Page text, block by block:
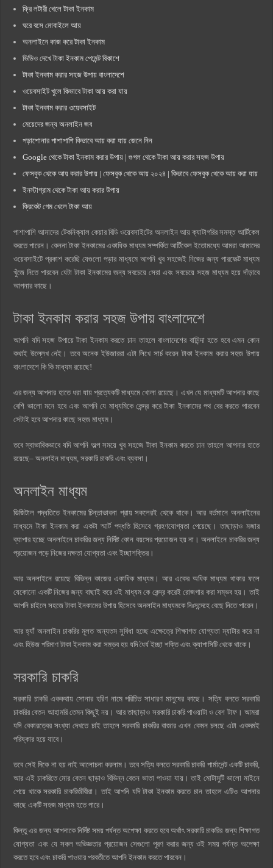
ফ্রি লটারী খেলে টাকা ইনকাম
ঘরে বসে মোবাইলে আয়
অনলাইনে কাজ করে টাকা ইনকাম
ভিডিও দেখে টাকা ইনকাম পেমেন্ট বিকাশে
টাকা ইনকাম করার সহজ উপায় বাংলাদেশে
ওয়েবসাইট খুলে কিভাবে টাকা আয় করা যায়
টাকা ইনকাম করার ওয়েবসাইট
মেয়েদের জন্য অনলাইন জব
পড়াশোনার পাশাপাশি কিভাবে আয় করা যায় জেনে নিন
Google থেকে টাকা ইনকাম করার উপায় | গুগল থেকে টাকা আয় করার সহজ উপায়
ফেসবুক থেকে আয় করার উপায় | ফেসবুক থেকে আয় ২০২৪ | কিভাবে ফেসবুক থেকে আয় করা যায়
ইনস্টাগ্রাম থেকে টাকা আয় করার উপায়
ক্রিকেট গেম খেলে টাকা আয়
পাশাপাশি আমাদের টেকনিক্যাল কেয়ার বিডি ওয়েবসাইটের অনলাইন আয় ক্যাটাগরির সমস্ত আর্টিকেল
করতে পারেন। কেননা টাকা ইনকামের একাধিক মাধ্যম সম্পর্কিত আর্টিকেল ইতোমধ্যে আমরা আমাদের
ওয়েবসাইটে প্রকাশ করেছি যেগুলো পড়ার মাধ্যমে আপনি খুব সহজেই নিজের জন্য পারফেক্ট মাধ্যম
খুঁজে নিতে পারবেন যেটা টাকা ইনকামের জন্য সবচেয়ে সেরা এবং সবচেয়ে সহজ মাধ্যম হয়ে দাঁড়াবে
আপনার কাছে।
টাকা ইনকাম করার সহজ উপায় বাংলাদেশে
আপনি যদি সহজ উপায়ে টাকা ইনকাম করতে চান তাহলে বাংলাদেশের বাসিন্দা হতে হবে এমন কোন
কথাই উল্লেখ নেই। তবে অনেক ইউজাররা এটা লিখে সার্চ করেন টাকা ইনকাম করার সহজ উপায়
বাংলাদেশে কি কি মাধ্যম রয়েছে!
এর জন্য আপনার হাতে ধরা যায় প্রত্যেকটি মাধ্যমে খোলা রয়েছে। এখন যে মাধ্যমটি আপনার কাছে
বেশি ভালো মনে হবে এবং আপনি যে মাধ্যমিকে কেন্দ্র করে টাকা ইনকামের পথ বের করতে পারবেন
সেটাই হবে আপনার কাছে সহজ মাধ্যম।
তবে স্বাভাবিকভাবে যদি আপনি অল্প সময়ে খুব সহজে টাকা ইনকাম করতে চান তাহলে আপনার হাতে
রয়েছে– অনলাইন মাধ্যম, সরকারি চাকরি এবং ব্যবসা।
অনলাইন মাধ্যম
ডিজিটাল পদ্ধতিতে ইনকামের চিন্তাভাবনা প্রায় সকলেরই থেকে থাকে। আর বর্তমানে অনলাইনের
মাধ্যমে টাকা ইনকাম করা একটা স্মার্ট পদ্ধতি হিসেবে গ্রহণযোগ্যতা পেয়েছে। তাছাড়াও মজার
ব্যাপার হচ্ছে অনলাইনে চাকরির জন্য নির্দিষ্ট কোন বয়সের প্রয়োজন হয় না। অনলাইনে চাকরির জন্য
প্রয়োজন পড়ে নিজের দক্ষতা যোগ্যতা এবং ইচ্ছাশক্তির।
আর অনলাইনে রয়েছে বিভিন্ন কাজের একাধিক মাধ্যম। আর একের অধিক মাধ্যম থাকার ফলে
যেকোনো একটি নিজের জন্য বাছাই করে ওই মাধ্যম কে কেন্দ্র করেই রোজগার করা সম্ভব হয়। তাই
আপনি চাইলে সহজে টাকা ইনকামের উপায় হিসেবে অনলাইন মাধ্যমকে নিঃসন্দেহে বেছে নিতে পারেন।
আর হ্যাঁ অনলাইন চাকরির মূলত অন্যতম সুবিধা হচ্ছে এক্ষেত্রে শিক্ষাগত যোগ্যতা ম্যাটার করে না
এবং হিউজ পরিমাণ টাকা ইনকাম করা সম্ভব হয় যদি ধৈর্য ইচ্ছা শক্তি এবং ক্যাপাসিটি থেকে থাকে।
সরকারি চাকরি
সরকারি চাকরি এককথায় সোনার হরিণ নামে পরিচিত সাধারণ মানুষের কাছে। সত্যি বলতে সরকারি
চাকরির বেতন আহামরি তেমন কিছুই নয়। আর তাছাড়াও সরকারি চাকরি পাওয়াটা ও বেশ টাফ। আমরা
যদি বেকারত্বের সংখ্যা দেখতে চাই তাহলে সরকারি চাকরির বাজার এখন কেমন চলছে এটা একদমই
পরিষ্কার হয়ে যাবে।
তবে সেই দিকে না হয় নাই আলোচনা করলাম। তবে সত্যি বলতে সরকারি চাকরি পার্মানেন্ট একটি চাকরি,
আর এই চাকরিতে মোর বেতন ছাড়াও বিভিন্ন বেতন ভাতা পাওয়া যায়। তাই মোটামুটি ভালো মাইনে
পেয়ে থাকে সরকারি চাকরিজীবীরা। তাই আপনি যদি টাকা ইনকাম করতে চান তাহলে এটিও আপনার
কাছে একটি সহজ মাধ্যম হতে পারে।
কিন্তু এর জন্য আপনাকে নির্দিষ্ট সময় পর্যন্ত অপেক্ষা করতে হবে অর্থাৎ সরকারি চাকরির জন্য শিক্ষাগত
যোগ্যতা এবং যে সকল অভিজ্ঞতার প্রয়োজন সেগুলো পূরণ করার জন্য ওই সময় পর্যন্ত অপেক্ষা
করতে হবে এবং চাকরি পাওয়ার পরবর্তীতে আপনি ইনকাম করতে পারবেন।